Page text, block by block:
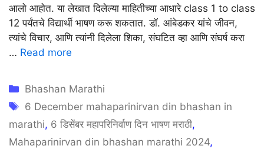
आलो आहोत. या लेखात दिलेल्या माहितीच्या आधारे class 1 to class
12 पर्यंतचे विद्यार्थी भाषण करू शकतात. डॉ. आंबेडकर यांचे जीवन,
त्यांचे विचार, आणि त्यांनी दिलेला शिका, संघटित व्हा आणि संघर्ष करा
… Read more
Categories
Bhashan Marathi
Tags
6 December mahaparinirvan din bhashan in
marathi, 6 डिसेंबर महापरिनिर्वाण दिन भाषण मराठी,
Mahaparinirvan din bhashan marathi 2024,